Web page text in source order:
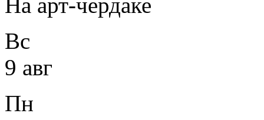
Вс
9 авг
Пн